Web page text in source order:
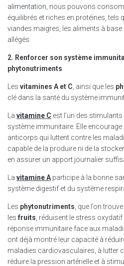
alimentation , nous pouvons
équilibrés et riches en protéines, tels
viandes maigres, les aliments à
allégés.
2. Renforcer son système
phytonutriments
Les vitamines A et C , ainsi que les
clé dans la santé du système
La vitamine C est l’un des
système immunitaire. Elle
anticorps qui luttent contre les
capable de la produire ni de la
en assurer un apport journalier
La vitamine A participe à la bonne
système digestif et du système
Les phytonutriments , que l’on trouve
les fruits , réduisent le stress
réponse immunitaire face aux
ont déjà montré leur capacité à
maladies cardiovasculaires, à lutter
réduire la pression artérielle et à